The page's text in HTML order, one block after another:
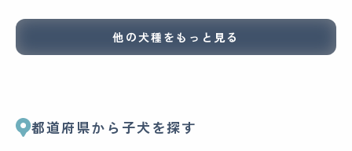
他の犬種をもっと見る
都道府県から子犬を探す